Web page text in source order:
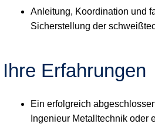
Anleitung, Koordination und
Sicherstellung der
Ihre Erfahrungen
Ein erfolgreich
Ingenieur Metalltechnik